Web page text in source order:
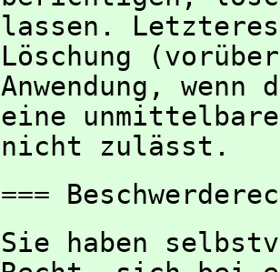
lassen.
Löschung
Anwendung,
eine
nicht zulässt.
===
Sie haben